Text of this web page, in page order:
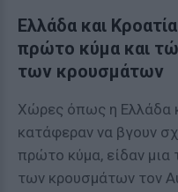
Ελλάδα και
πρώτο κύμα και
των κρουσμάτων
Χώρες όπως η Ελλάδα
κατάφεραν να βγουν
πρώτο κύμα, είδαν μια
των κρουσμάτων τον